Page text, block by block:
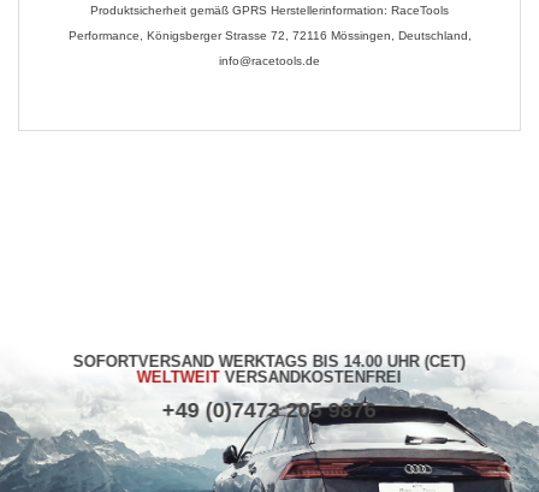
Produktsicherheit gemäß GPRS Herstellerinformation: RaceTools
Performance, Königsberger Strasse 72, 72116 Mössingen, Deutschland,
info@racetools.de
SOFORTVERSAND WERKTAGS BIS 14.00 UHR (CET)
WELTWEITVERSANDKOSTENFREI
+49 (0)7473 205 9876